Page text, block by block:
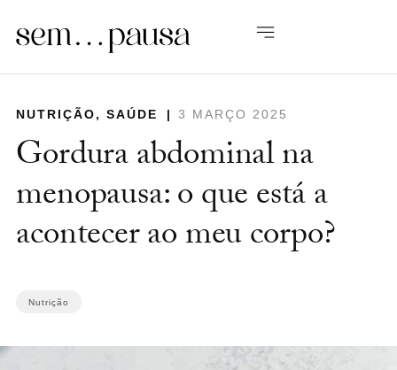
NUTRIÇÃO ,SAÚDE | 3 MARÇO 2025
Gordura abdominal na
menopausa: o que está a
acontecer ao meu corpo?
Nutrição